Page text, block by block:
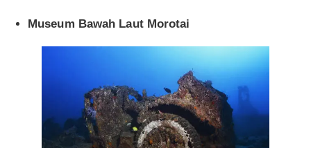
Museum Bawah Laut Morotai